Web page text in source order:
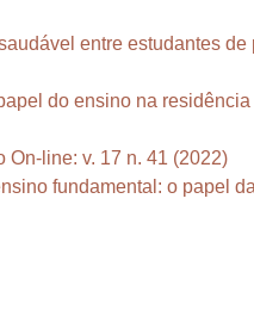
entre estudantes de
do ensino na
On-line: v. 17 n. 41 (2022)
fundamental: o papel